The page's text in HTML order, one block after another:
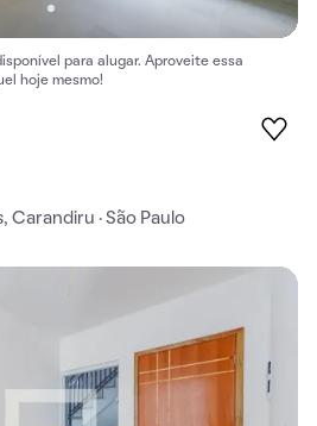
para alugar. Aproveite essa
hoje mesmo!
Carandiru · São Paulo